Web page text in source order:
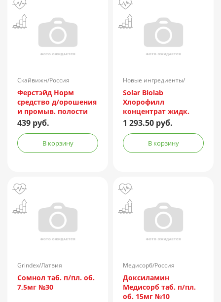
Скайвижн/Россия
Ферстэйд Норм
средство д/орошения
и промыв. полости
носа 150мл (с
насадкой душ)
439 руб.
В корзину
Новые ингредиенты/
Россия
Solar Biolab
Хлорофилл
концентрат жидк.
500мл
1 293.50 руб.
В корзину
Grindex/Латвия
Сомнол таб. п/пл. об.
7,5мг №30
Медисорб/Россия
Доксиламин
Медисорб таб. п/пл.
об. 15мг №10